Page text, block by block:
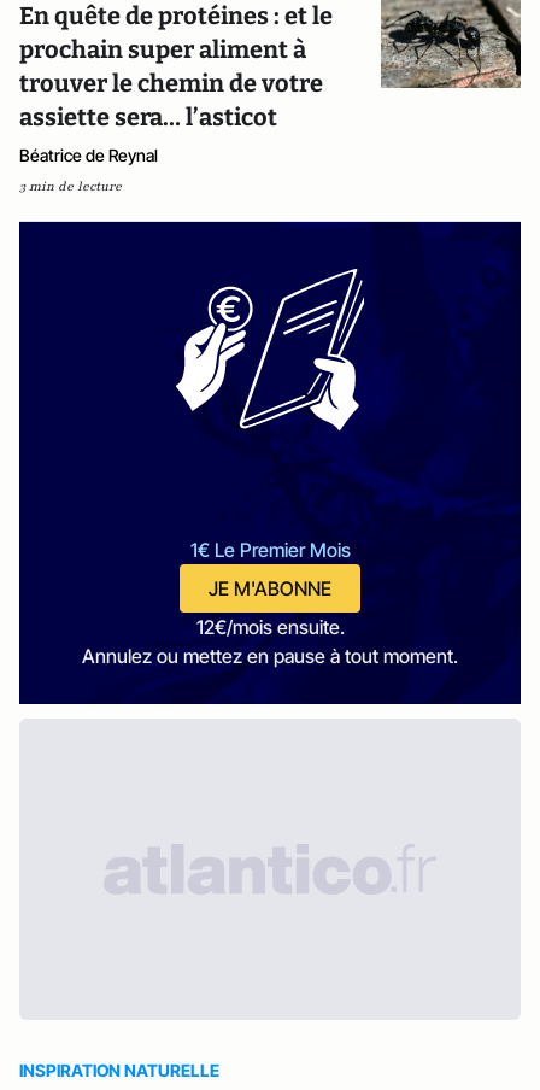
En quête de protéines : et le
prochain super aliment à
trouver le chemin de votre
assiette sera… l’asticot
Béatrice de Reynal
3 min de lecture
1€ Le Premier Mois
JE M'ABONNE
12€/mois ensuite.
Annulez ou mettez en pause à tout moment.
INSPIRATION NATURELLE